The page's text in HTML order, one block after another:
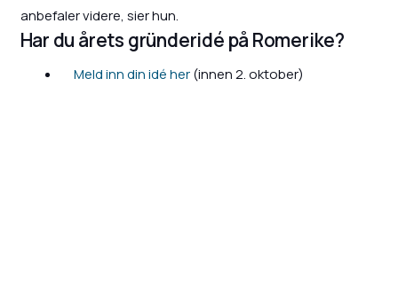
anbefaler videre, sier hun.
Har du årets gründeridé på Romerike?
Meld inn din idé her(innen 2. oktober)